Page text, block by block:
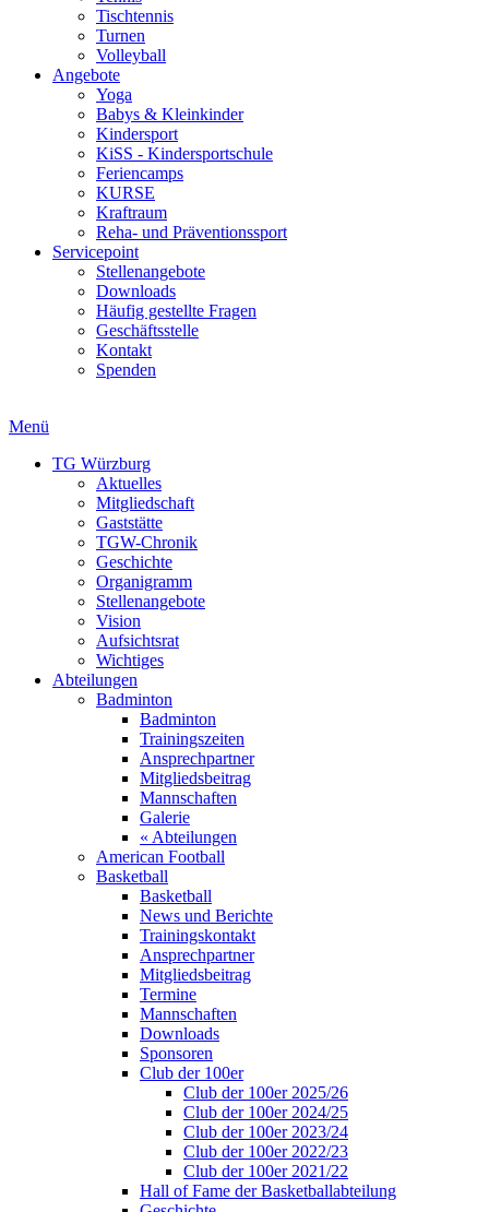
Tischtennis
Turnen
Volleyball
Angebote
Yoga
Babys & Kleinkinder
Kindersport
KiSS - Kindersportschule
Feriencamps
KURSE
Kraftraum
Reha- und Präventionssport
Servicepoint
Stellenangebote
Downloads
Häufig gestellte Fragen
Geschäftsstelle
Kontakt
Spenden
Menü
TG Würzburg
Aktuelles
Mitgliedschaft
Gaststätte
TGW-Chronik
Geschichte
Organigramm
Stellenangebote
Vision
Aufsichtsrat
Wichtiges
Abteilungen
Badminton
Badminton
Trainingszeiten
Ansprechpartner
Mitgliedsbeitrag
Mannschaften
Galerie
« Abteilungen
American Football
Basketball
Basketball
News und Berichte
Trainingskontakt
Ansprechpartner
Mitgliedsbeitrag
Termine
Mannschaften
Downloads
Sponsoren
Club der 100er
Club der 100er 2025/26
Club der 100er 2024/25
Club der 100er 2023/24
Club der 100er 2022/23
Club der 100er 2021/22
Hall of Fame der Basketballabteilung